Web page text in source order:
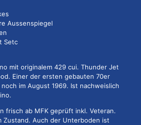
Aussenspiegel
Setc
mit originalem 429 cui. Thunder Jet
Einer der ersten gebauten 70er
im August 1969. Ist nachweislich
frisch ab MFK geprüft inkl. Veteran.
Zustand. Auch der Unterboden ist